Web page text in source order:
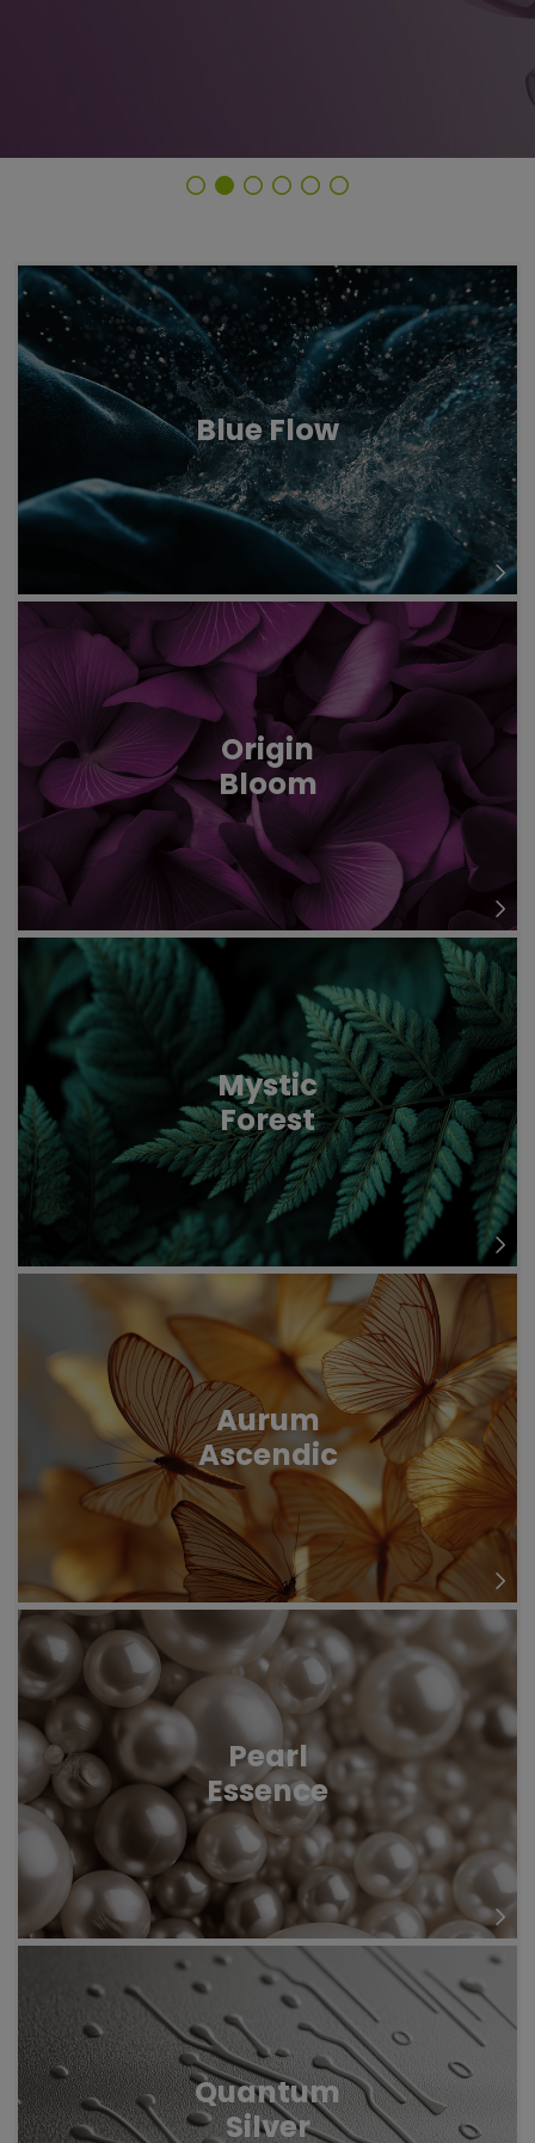
Pulverlack
Untermenü öffnen für „Pulverlack“
TIGER Trend Colors and Finishes 2026
Untermenü
Blue Flow
Origin
Bloom
Mystic
Forest
Aurum
Ascendic
Pearl
Essence
Quantum
Silver